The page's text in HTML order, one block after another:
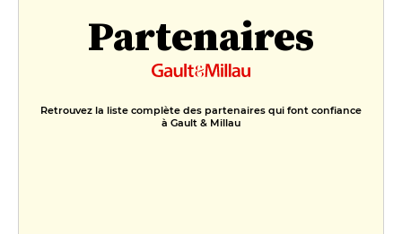
Partenaires
Retrouvez la liste complète des partenaires qui font confiance
à Gault & Millau